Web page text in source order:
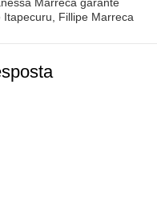
Fillipe Marreca